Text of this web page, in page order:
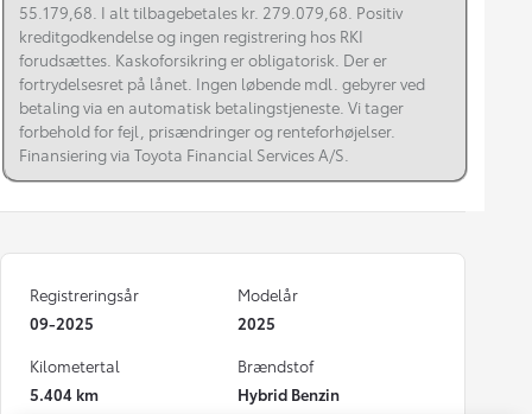
55.179,68. I alt tilbagebetales kr. 279.079,68. Positiv
kreditgodkendelse og ingen registrering hos RKI
forudsættes. Kaskoforsikring er obligatorisk. Der er
fortrydelsesret på lånet. Ingen løbende mdl. gebyrer ved
betaling via en automatisk betalingstjeneste. Vi tager
forbehold for fejl, prisændringer og renteforhøjelser.
Finansiering via Toyota Financial Services A/S.
Registreringsår
09-2025
Modelår
2025
Kilometertal
5.404 km
Brændstof
Hybrid Benzin